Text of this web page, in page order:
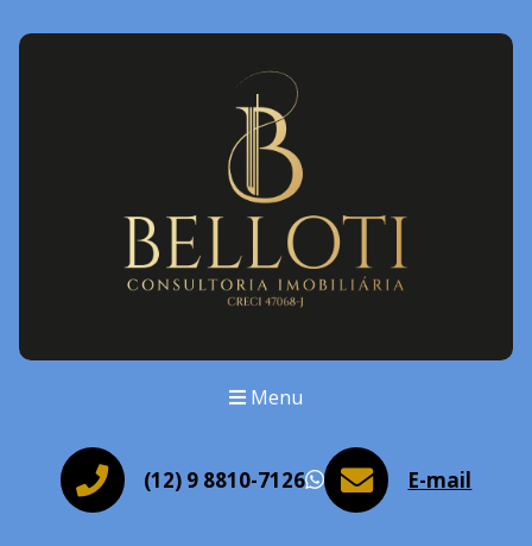
Menu
(12) 9 8810-7126 WhatsApp
E-mail